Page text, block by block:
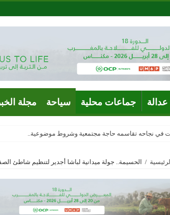
عدالة جماعات محلية سياحة مجلة
في نجاحه تقاسمه حاجة مجتمعية وشروط موضوعية..
الرئيسية / الحسيمة.. جولة ميدانية لباشا أجدير لتنظيم شاطئ